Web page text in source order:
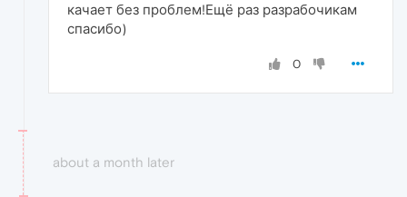
качает без проблем!Ещё раз разрабочикам
спасибо)
0
about a month later